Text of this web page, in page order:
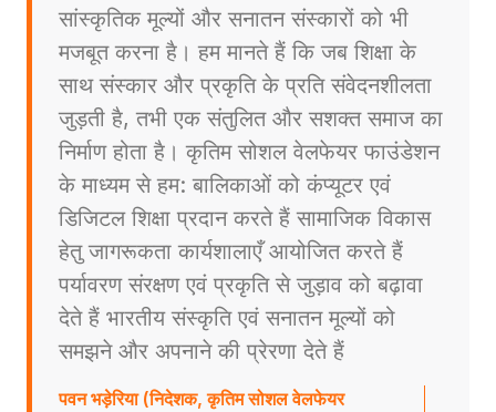
सांस्कृतिक मूल्यों और सनातन संस्कारों को भी
मजबूत करना है। हम मानते हैं कि जब शिक्षा के
साथ संस्कार और प्रकृति के प्रति संवेदनशीलता
जुड़ती है, तभी एक संतुलित और सशक्त समाज का
निर्माण होता है। कृतिम सोशल वेलफेयर फाउंडेशन
के माध्यम से हम: बालिकाओं को कंप्यूटर एवं
डिजिटल शिक्षा प्रदान करते हैं सामाजिक विकास
हेतु जागरूकता कार्यशालाएँ आयोजित करते हैं
पर्यावरण संरक्षण एवं प्रकृति से जुड़ाव को बढ़ावा
देते हैं भारतीय संस्कृति एवं सनातन मूल्यों को
समझने और अपनाने की प्रेरणा देते हैं
पवन भड़ेरिया (निदेशक, कृतिम सोशल वेलफेयर